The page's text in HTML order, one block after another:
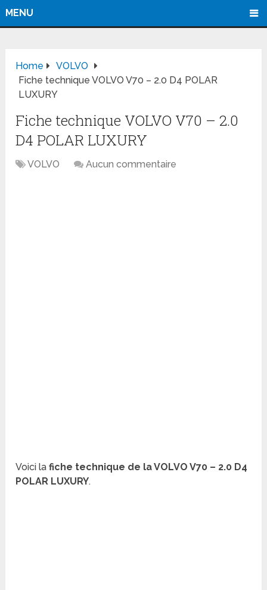
MENU
Home
VOLVO
Fiche technique VOLVO V70 – 2.0 D4 POLAR
LUXURY
Fiche technique VOLVO V70 – 2.0
D4 POLAR LUXURY
VOLVO Aucun commentaire
Voici la fiche technique de la VOLVO V70 – 2.0 D4
POLAR LUXURY.